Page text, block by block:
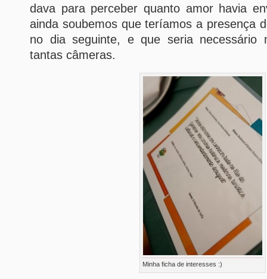
dava para perceber quanto amor havia
ainda soubemos que teríamos a presença
no dia seguinte, e que seria necessário
tantas câmeras.
Minha ficha de interesses :)